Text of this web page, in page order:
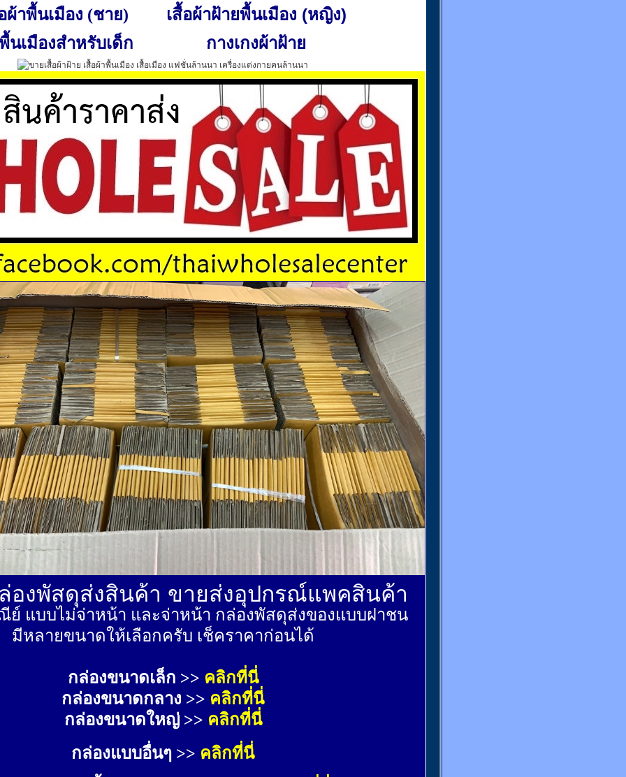
ผ้าพื้นเมือง (ชาย)
เสื้อผ้าฝ้ายพื้นเมือง (หญิง)
นเมืองสำหรับเด็ก
กางเกงผ้าฝ้าย
องพัสดุส่งสินค้า ขายส่งอุปกรณ์แพคสินค้า
ย์ แบบไม่จ่าหน้า และจ่าหน้า กล่องพัสดุส่งของแบบฝาชน
มีหลายขนาดให้เลือกครับ เช็คราคาก่อนได้
กล่องขนาดเล็ก >> คลิกที่นี่
กล่องขนาดกลาง >> คลิกที่นี่
กล่องขนาดใหญ่ >> คลิกที่นี่
กล่องแบบอื่นๆ >> คลิกที่นี่